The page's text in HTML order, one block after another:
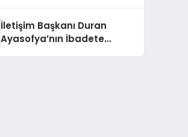
İletişim Başkanı Duran
Ayasofya’nın İbadete